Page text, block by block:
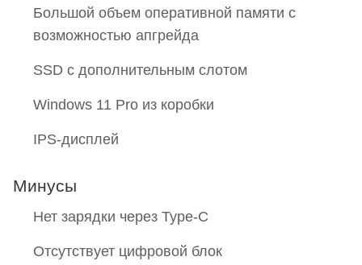
Большой объем оперативной памяти с
возможностью апгрейда
SSD с дополнительным слотом
Windows 11 Pro из коробки
IPS-дисплей
Минусы
Нет зарядки через Type-C
Отсутствует цифровой блок